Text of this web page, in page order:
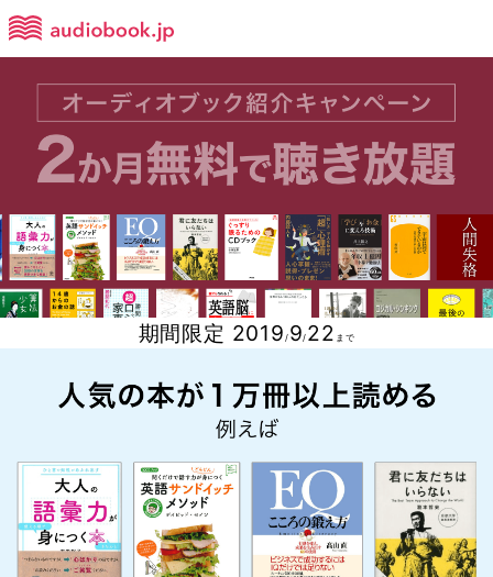
期間限定 2019 / 9/ 22 まで